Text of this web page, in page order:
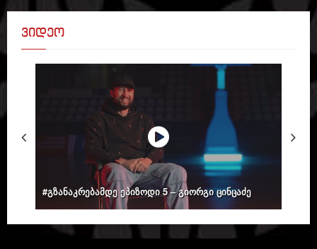
ვიდეო
#გზანაკრებამდე ეპიზოდი 5 – გიორგი ცინცაძე